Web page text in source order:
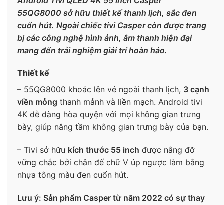
55QG8000 sở hữu thiết kế thanh lịch, sắc đen
cuốn hút. Ngoài chiếc tivi Casper còn được trang
bị các công nghệ hình ảnh, âm thanh hiện đại
mang đến trải nghiệm giải trí hoàn hảo.
Thiết kế
– 55QG8000 khoác lên vẻ ngoài thanh lịch, 3 cạnh
viền mỏng thanh mảnh và liền mạch. Android tivi
4K dễ dàng hòa quyện với mọi không gian trưng
bày, giúp nâng tầm không gian trưng bày của bạn.
– Tivi sở hữu kích thước 55 inch được nâng đỡ
vững chắc bởi chân đế chữ V úp ngược làm bằng
nhựa tông màu đen cuốn hút.
Lưu ý: Sản phẩm Casper từ năm 2022 có sự thay